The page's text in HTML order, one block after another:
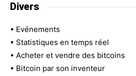
Divers
• Evénements
• Statistiques en temps réel
• Acheter et vendre des bitcoins
• Bitcoin par son inventeur